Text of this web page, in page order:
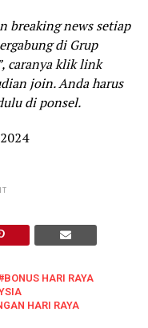
breaking news setiap
di Grup
caranya klik link
join. Anda harus
di ponsel.
BONUS HARI RAYA
HARI RAYA